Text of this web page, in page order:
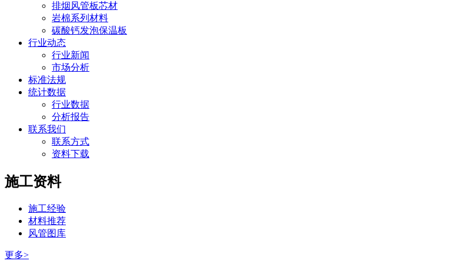
排烟风管板芯材
岩棉系列材料
碳酸钙发泡保温板
行业动态
行业新闻
市场分析
标准法规
统计数据
行业数据
分析报告
联系我们
联系方式
资料下载
施工资料
施工经验
材料推荐
风管图库
更多>